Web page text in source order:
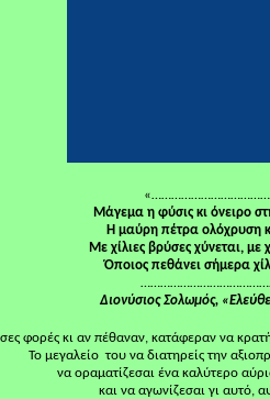
Mάγεμα η φύσις κι όνειρο
Η μαύρη πέτρα ολόχρυση
Mε χίλιες βρύσες χύνεται, με
Όποιος πεθάνει σήμερα
Διονύσιος Σολωμός,
φορές κι αν πέθαναν, κατάφεραν να
Το μεγαλείο του να διατηρείς την
να οραματίζεσαι ένα καλύτερο
και να αγωνίζεσαι γι αυτό,